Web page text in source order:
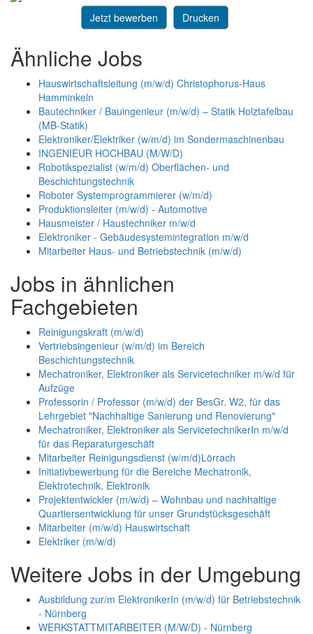
Jetzt bewerben Drucken
Ähnliche Jobs
Hauswirtschaftsleitung (m/w/d) Christophorus-Haus
Hamminkeln
Bautechniker / Bauingenieur (m/w/d) – Statik Holztafelbau
(MB-Statik)
Elektroniker/Elektriker (w/m/d) im Sondermaschinenbau
INGENIEUR HOCHBAU (M/W/D)
Robotikspezialist (w/m/d) Oberflächen- und
Beschichtungstechnik
Roboter Systemprogrammierer (w/m/d)
Produktionsleiter (m/w/d) - Automotive
Hausmeister / Haustechniker m/w/d
Elektroniker - Gebäudesystemintegration m/w/d
Mitarbeiter Haus- und Betriebstechnik (m/w/d)
Jobs in ähnlichen
Fachgebieten
Reinigungskraft (m/w/d)
Vertriebsingenieur (w/m/d) im Bereich
Beschichtungstechnik
Mechatroniker, Elektroniker als Servicetechniker m/w/d für
Aufzüge
Professorin / Professor (m/w/d) der BesGr. W2, für das
Lehrgebiet "Nachhaltige Sanierung und Renovierung"
Mechatroniker, Elektroniker als ServicetechnikerIn m/w/d
für das Reparaturgeschäft
Mitarbeiter Reinigungsdienst (w/m/d)Lörrach
Initiativbewerbung für die Bereiche Mechatronik,
Elektrotechnik, Elektronik
Projektentwickler (m/w/d) – Wohnbau und nachhaltige
Quartiersentwicklung für unser Grundstücksgeschäft
Mitarbeiter (m/w/d) Hauswirtschaft
Elektriker (m/w/d)
Weitere Jobs in der Umgebung
Ausbildung zur/m ElektronikerIn (m/w/d) für Betriebstechnik
- Nürnberg
WERKSTATTMITARBEITER (M/W/D) - Nürnberg